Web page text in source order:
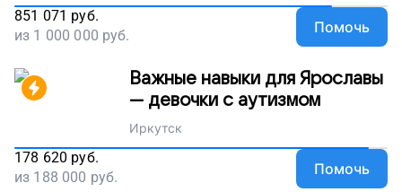
851 071 руб.
из 1 000 000 руб. Помочь
Важные навыки для Ярославы
— девочки с аутизмом
Иркутск
178 620 руб.
из 188 000 руб. Помочь